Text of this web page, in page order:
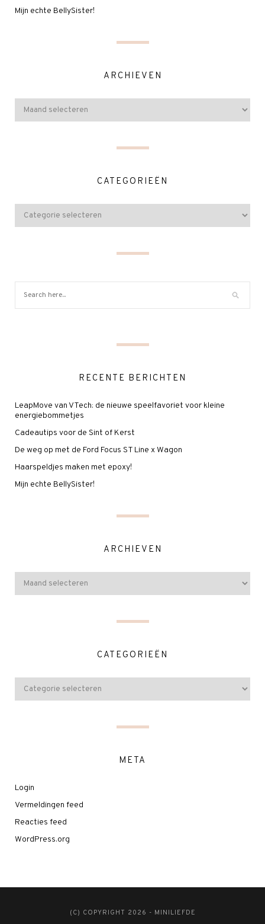
Mijn echte BellySister!
ARCHIEVEN
CATEGORIEËN
RECENTE BERICHTEN
LeapMove van VTech: de nieuwe speelfavoriet voor kleine
energiebommetjes
Cadeautips voor de Sint of Kerst
De weg op met de Ford Focus ST Line x Wagon
Haarspeldjes maken met epoxy!
Mijn echte BellySister!
ARCHIEVEN
CATEGORIEËN
META
Login
Vermeldingen feed
Reacties feed
WordPress.org
(C) COPYRIGHT 2026 - MINILIEFDE